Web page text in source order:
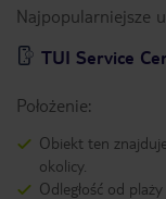
Najpopularniejsze
TUI Service
Położenie:
Obiekt ten
okolicy.
Odległość od